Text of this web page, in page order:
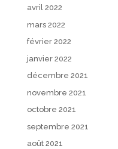
avril 2022
mars 2022
février 2022
janvier 2022
décembre 2021
novembre 2021
octobre 2021
septembre 2021
août 2021